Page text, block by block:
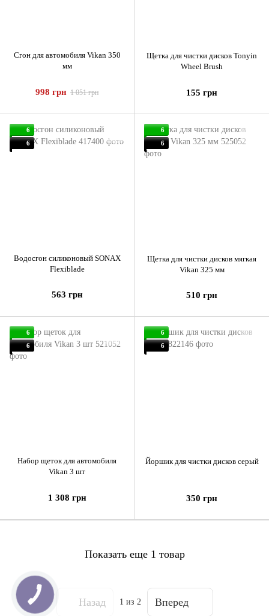
Cгон для автомобиля Vikan 350
мм
998 грн 1 051 грн
Щетка для чистки дисков Tonyin
Wheel Brush
155 грн
6
6
Водосгон силиконовый SONAX
Flexiblade
563 грн
6
6
Щетка для чистки дисков мягкая
Vikan 325 мм
510 грн
6
6
Набор щеток для автомобиля
Vikan 3 шт
1 308 грн
6
6
Йоршик для чистки дисков серый
350 грн
Показать еще 1 товар
Назад 1 из 2 Вперед